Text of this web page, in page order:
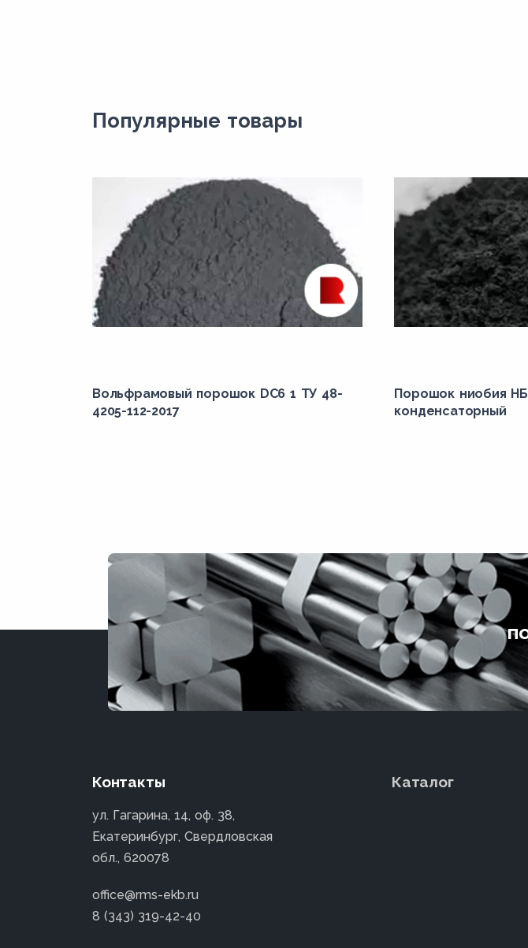
Популярные товары
Вольфрамовый порошок DC6 1 ТУ 48-
4205-112-2017
Порошок ниобия
конденсаторный
Контакты
ул. Гагарина, 14, оф. 38,
Екатеринбург, Свердловская
обл., 620078
office@rms-ekb.ru
8 (343) 319-42-40
Каталог